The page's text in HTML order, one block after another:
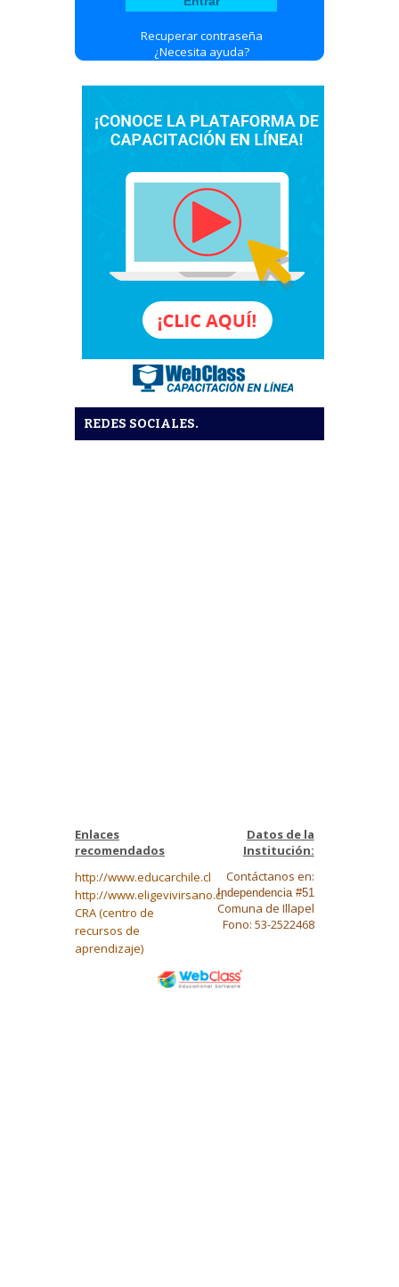
Recuperar contraseña
¿Necesita ayuda?
REDES SOCIALES.
Enlaces
recomendados
http://www.educarchile.cl
http://www.eligevivirsano.cl
CRA (centro de
recursos de
aprendizaje)
Datos de la
Institución:
Contáctanos en:
Independencia #51
Comuna de Illapel
Fono: 53-2522468